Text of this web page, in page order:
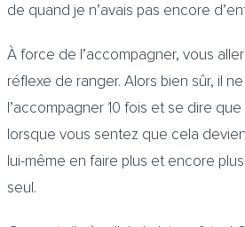
de quand je n’avais pas encore
À force de l’accompagner, vous
réflexe de ranger. Alors bien sûr, il
l’accompagner 10 fois et se dire
lorsque vous sentez que cela
lui-même en faire plus et encore
seul.